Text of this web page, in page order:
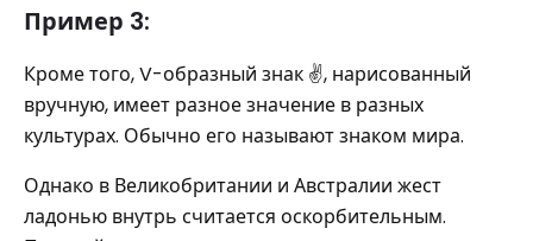
Пример 3:
Кроме того, V-образный знак ✌️, нарисованный
вручную, имеет разное значение в разных
культурах. Обычно его называют знаком мира.
Однако в Великобритании и Австралии жест
ладонью внутрь считается оскорбительным.